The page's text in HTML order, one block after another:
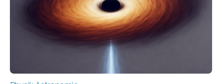
Verbrennungsmotoren oder Dampfturbinen sind
Wärmekraftmaschinen: Sie wandeln thermische
Energie in mechanische Bewegung um – oder anders
ausgedrückt, Wärme in Bewegung. In
quantenmechanischen Experimenten ist es in den…